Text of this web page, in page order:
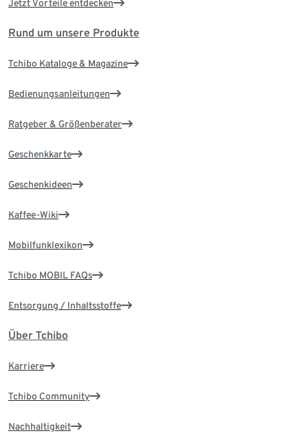
Jetzt Vorteile entdecken
Rund um unsere Produkte
Tchibo Kataloge & Magazine
Bedienungsanleitungen
Ratgeber & Größenberater
Geschenkkarte
Geschenkideen
Kaffee-Wiki
Mobilfunklexikon
Tchibo MOBIL FAQs
Entsorgung / Inhaltsstoffe
Über Tchibo
Karriere
Tchibo Community
Nachhaltigkeit